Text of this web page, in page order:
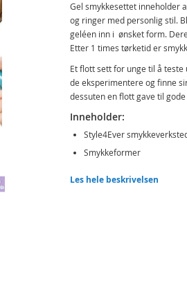
Gel smykkesettet inneholder
og ringer med personlig stil.
geléen inn i ønsket form.
Etter 1 times tørketid er
Et flott sett for unge til å
de eksperimentere og finne
dessuten en flott gave til
Inneholder:
Style4Ever
Smykkeformer
Les hele beskrivelsen